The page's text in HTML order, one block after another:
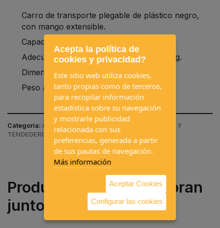
Carro de transporte plegable de plástico negro,
con mango extensible.
Capacidad de carga hasta 35 kg.
Adecuado para bombonas de gas de 11 kg.
Dimensiones aprox: 98 x 42 x 38 cm.
Peso alrededor de 2,5 kg.
Categoría: ACCESORIOS DE CAMPING / ALMACENAJE Y
TENDEDEROS
Productos que se compran
juntos a menudo
Acepta la política de
cookies y privacidad?
Este sitio web utiliza cookies,
tanto propias como de terceros,
para recopilar información
estadística sobre su navegación
y mostrarle publicidad
relacionada con sus
preferencias, generada a partir
de sus pautas de navegación.
Más información
Aceptar Cookies
Configurar las cookies